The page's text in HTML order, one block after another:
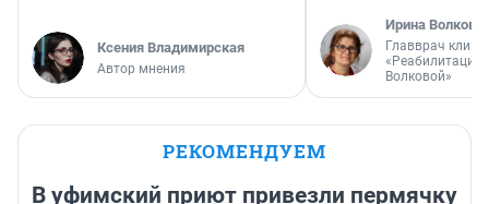
Ксения Владимирская
Автор мнения
Ирина Волкова
Главврач
«Реабилитация
Волковой»
РЕКОМЕНДУЕМ
В уфимский приют привезли пермячку